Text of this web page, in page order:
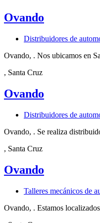
Ovando
Distribuidores de
Ovando, . Nos ubicamos en
, Santa Cruz
Ovando
Distribuidores de
Ovando, . Se realiza
, Santa Cruz
Ovando
Talleres mecánicos de
Ovando, . Estamos